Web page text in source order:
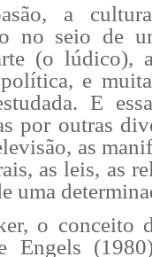
a
no seio de
(o lúdico),
e
E
por outras
as
as leis, as
uma
o conceito
Engels